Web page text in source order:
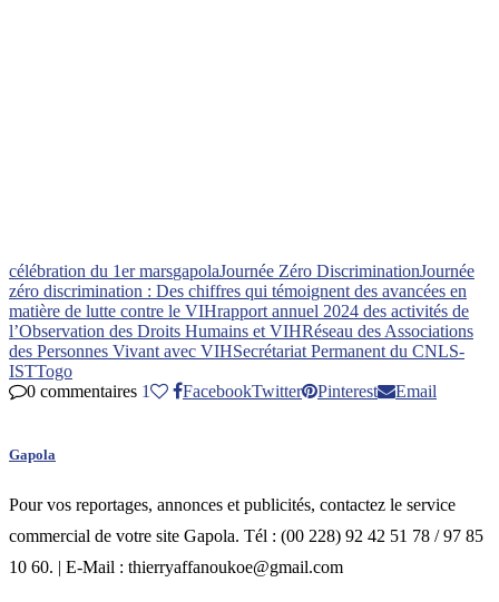
célébration du 1er marsgapolaJournée Zéro DiscriminationJournée
zéro discrimination : Des chiffres qui témoignent des avancées en
matière de lutte contre le VIHrapport annuel 2024 des activités de
l’Observation des Droits Humains et VIHRéseau des Associations
des Personnes Vivant avec VIHSecrétariat Permanent du CNLS-
ISTTogo
0 commentaires 1 FacebookTwitter Pinterest Email
Gapola
Pour vos reportages, annonces et publicités, contactez le service
commercial de votre site Gapola. Tél : (00 228) 92 42 51 78 / 97 85
10 60. | E-Mail : thierryaffanoukoe@gmail.com